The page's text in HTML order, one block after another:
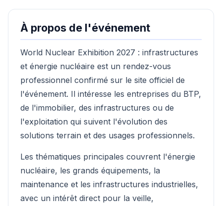
À propos de l'événement
World Nuclear Exhibition 2027 : infrastructures
et énergie nucléaire est un rendez-vous
professionnel confirmé sur le site officiel de
l'événement. Il intéresse les entreprises du BTP,
de l'immobilier, des infrastructures ou de
l'exploitation qui suivent l'évolution des
solutions terrain et des usages professionnels.
Les thématiques principales couvrent l'énergie
nucléaire, les grands équipements, la
maintenance et les infrastructures industrielles,
avec un intérêt direct pour la veille,